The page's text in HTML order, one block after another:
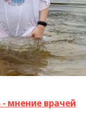
мнение врачей